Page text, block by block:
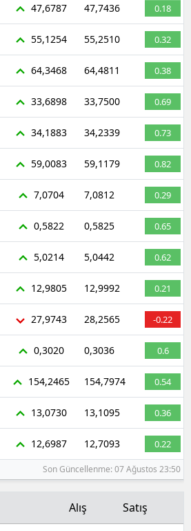
47,6787 47,7436 0.18
55,1254 55,2510 0.32
64,3468 64,4811 0.38
33,6898 33,7500 0.69
34,1883 34,2339 0.73
59,0083 59,1179 0.82
7,0704 7,0812 0.29
0,5822 0,5825 0.65
5,0214 5,0442 0.62
12,9805 12,9992 0.21
27,9743 28,2565 -0.22
0,3020 0,3036 0.6
154,2465 154,7974 0.54
13,0730 13,1095 0.36
12,6987 12,7093 0.22
Son Güncellenme: 07 Ağustos 23:50
Alış Satış